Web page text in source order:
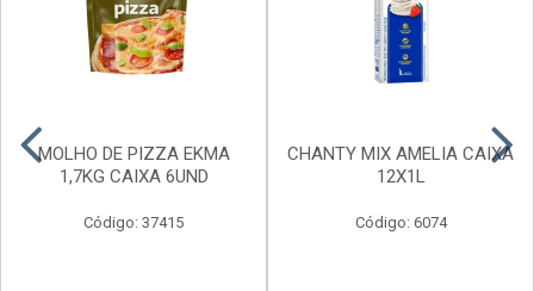
MOLHO DE PIZZA EKMA
1,7KG CAIXA 6UND
Código: 37415
CHANTY MIX AMELIA CAIXA
12X1L
Código: 6074